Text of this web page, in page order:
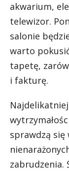
akwarium,
telewizor.
salonie
warto
tapetę,
i fakturę.
sprawdzą się
zabrudzenia.